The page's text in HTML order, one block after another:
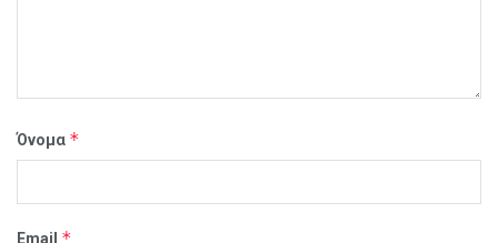
Όνομα *
Email *